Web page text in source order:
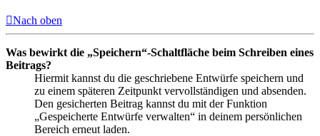
Nach oben
Was bewirkt die „Speichern“-Schaltfläche beim Schreiben eines
Beitrags?
Hiermit kannst du die geschriebene Entwürfe speichern und
zu einem späteren Zeitpunkt vervollständigen und absenden.
Den gesicherten Beitrag kannst du mit der Funktion
„Gespeicherte Entwürfe verwalten“ in deinem persönlichen
Bereich erneut laden.